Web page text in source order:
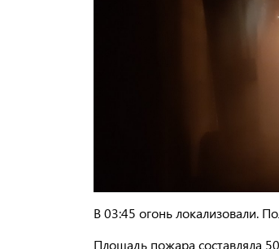
В 03:45 огонь локализовали.
Площадь пожара составляла